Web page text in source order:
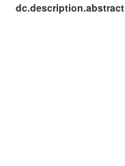
dc.description.abstract